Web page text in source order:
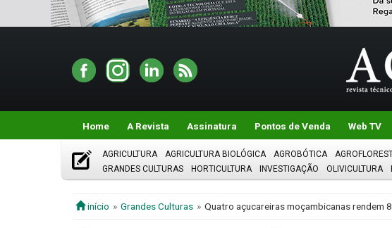
Home A Revista Assinatura Pontos de Venda Web TV
AGRICULTURA AGRICULTURA BIOLÓGICA AGROBÓTICA
GRANDES CULTURAS
HORTICULTURA INVESTIGAÇÃO OLIVICULTURA
início Grandes Culturas Quatro açucareiras moçambicanas rendem